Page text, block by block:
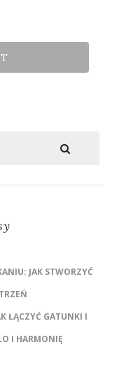
JAK STWORZYĆ
ŁĄCZYĆ GATUNKI I
I HARMONIĘ